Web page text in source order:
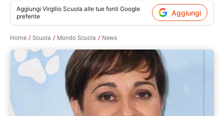
contenuto
Aggiungi Virgilio Scuola alle tue fonti Google
preferite
Aggiungi
Home Scuola Mondo Scuola News